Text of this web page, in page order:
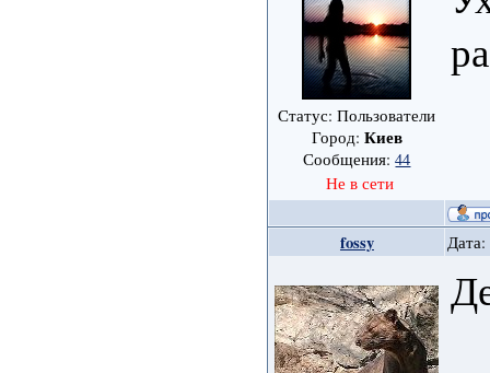
Статус: Пользователи
Город: Киев
Сообщения:44
Не в сети
fossy Дата: